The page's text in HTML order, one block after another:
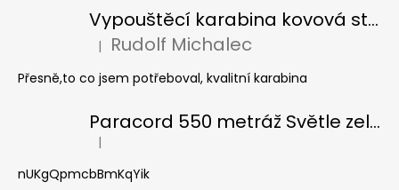
Vypouštěcí karabina kovová stříbrná
Hodnocení produktu je 5 z 5 hvězdiček.
| Rudolf Michalec
Přesně,to co jsem potřeboval, kvalitní karabina
Paracord 550 metráž Světle zelená
Hodnocení produktu je 5 z 5 hvězdiček.
|
nUKgQpmcbBmKqYik